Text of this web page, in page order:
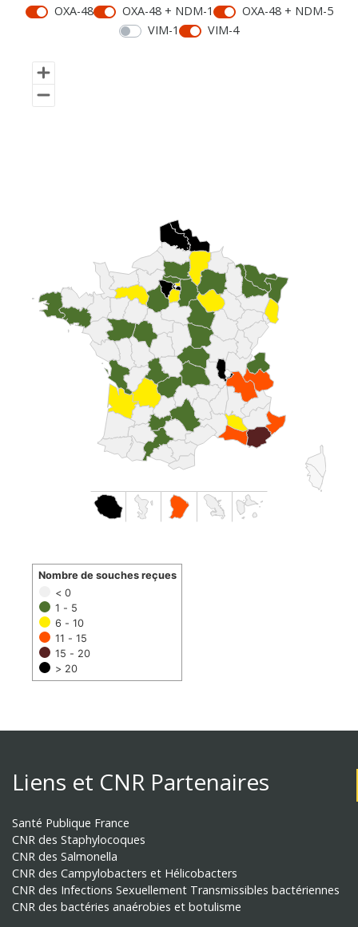
OXA-48
OXA-48 + NDM-1
OXA-48 + NDM-5
VIM-1
VIM-4
< 0
1 - 5
6 - 10
11 - 15
15 - 20
> 20
Nombre de souches reçues
Liens et CNR Partenaires
Santé Publique France
CNR des Staphylocoques
CNR des Salmonella
CNR des Campylobacters et Hélicobacters
CNR des Infections Sexuellement Transmissibles bactériennes
CNR des bactéries anaérobies et botulisme